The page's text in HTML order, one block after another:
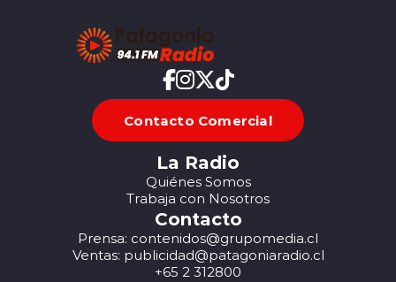
Contacto Comercial
La Radio
Quiénes Somos
Trabaja con Nosotros
Contacto
Prensa: contenidos@grupomedia.cl
Ventas: publicidad@patagoniaradio.cl
+65 2 312800